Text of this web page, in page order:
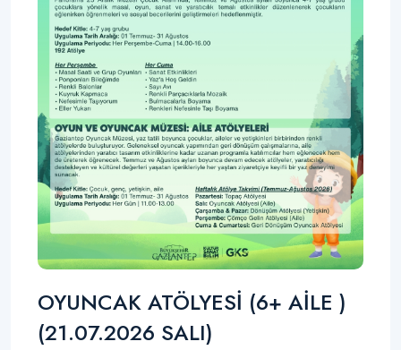
OYUNCAK ATÖLYESİ (6+ AİLE )
(21.07.2026 SALI)